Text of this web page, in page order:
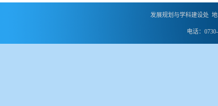
发展规划与学科建设处
电话：